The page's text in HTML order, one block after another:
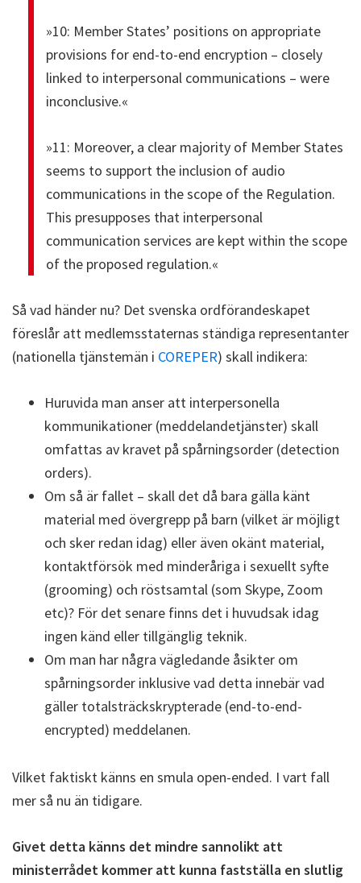
»10: Member States’ positions on appropriate
provisions for end-to-end encryption – closely
linked to interpersonal communications – were
inconclusive.«
»11: Moreover, a clear majority of Member States
seems to support the inclusion of audio
communications in the scope of the Regulation.
This presupposes that interpersonal
communication services are kept within the scope
of the proposed regulation.«
Så vad händer nu? Det svenska ordförandeskapet
föreslår att medlemsstaternas ständiga representanter
(nationella tjänstemän i COREPER) skall indikera:
Huruvida man anser att interpersonella
kommunikationer (meddelandetjänster) skall
omfattas av kravet på spårningsorder (detection
orders).
Om så är fallet – skall det då bara gälla känt
material med övergrepp på barn (vilket är möjligt
och sker redan idag) eller även okänt material,
kontaktförsök med minderåriga i sexuellt syfte
(grooming) och röstsamtal (som Skype, Zoom
etc)? För det senare finns det i huvudsak idag
ingen känd eller tillgänglig teknik.
Om man har några vägledande åsikter om
spårningsorder inklusive vad detta innebär vad
gäller totalsträckskrypterade (end-to-end-
encrypted) meddelanen.
Vilket faktiskt känns en smula open-ended. I vart fall
mer så nu än tidigare.
Givet detta känns det mindre sannolikt att
ministerrådet kommer att kunna fastställa en slutlig